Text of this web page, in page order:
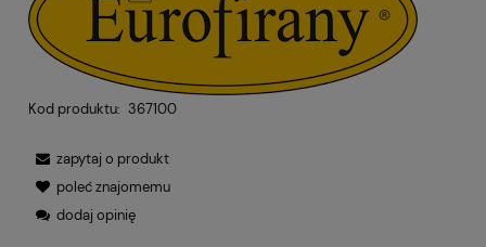
Kod produktu: 367100
zapytaj o produkt
poleć znajomemu
dodaj opinię